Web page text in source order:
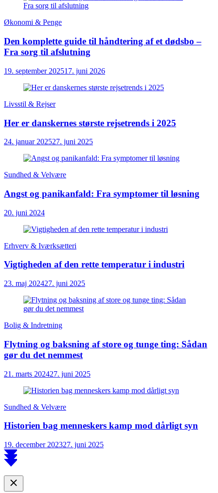
Økonomi & Penge
Den komplette guide til håndtering af et dødsbo –
Fra sorg til afslutning
19. september 202517. juni 2026
Livsstil & Rejser
Her er danskernes største rejsetrends i 2025
24. januar 202527. juni 2025
Sundhed & Velvære
Angst og panikanfald: Fra symptomer til løsning
20. juni 2024
Erhverv & Iværksætteri
Vigtigheden af den rette temperatur i industri
23. maj 202427. juni 2025
Bolig & Indretning
Flytning og baksning af store og tunge ting: Sådan
gør du det nemmest
21. marts 202427. juni 2025
Sundhed & Velvære
Historien bag menneskers kamp mod dårligt syn
19. december 202327. juni 2025
Scroll
to
Close